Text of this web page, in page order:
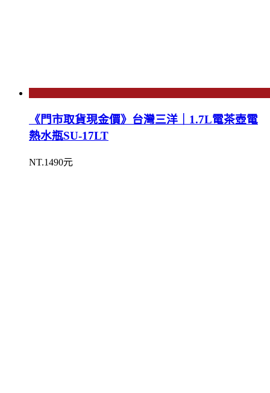
《門市取貨現金價》台灣三洋｜1.7L電茶壺電
熱水瓶SU-17LT
NT.1490元